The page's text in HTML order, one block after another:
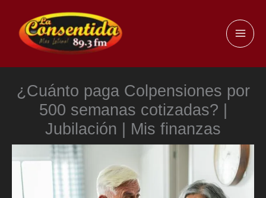
contenido
¿Cuánto paga Colpensiones por
500 semanas cotizadas? |
Jubilación | Mis finanzas